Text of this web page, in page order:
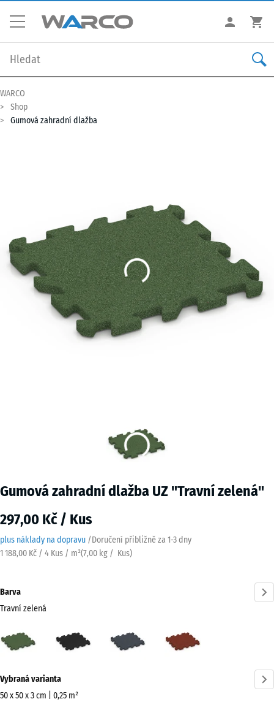
WARCO
Shop
Gumová zahradní dlažba
Gumová zahradní dlažba UZ "Travní zelená"
297,00 Kč / Kus
plus náklady na dopravu /Doručení přibližně za 1-3 dny
1 188,00 Kč / 4 Kus / m²(7,00 kg / Kus)
Barva
Travní zelená
zelená
Břidlicová
informací
o
Vybraná varianta
50 x 50 x 3 cm | 0,25 m²